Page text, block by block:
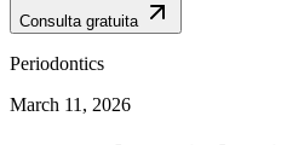
Consulta gratuita
Periodontics
March 11, 2026